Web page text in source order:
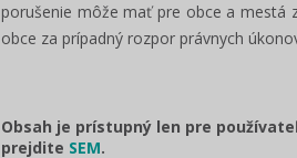
porušenie môže mať pre obce a mestá
obce za prípadný rozpor právnych
Obsah je prístupný len pre
prejdite SEM.